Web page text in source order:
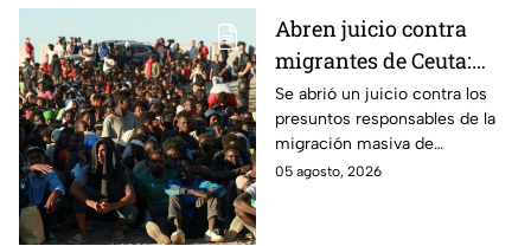
Abren juicio contra
migrantes de Ceuta:
Son acusados de
provocar éxodo de más
de 70 mil personas
Se abrió un juicio contra los
presuntos responsables de la
migración masiva de
Marruecos a España en la
05 agosto, 2026